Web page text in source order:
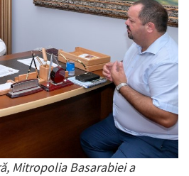
Mitropolia Basarabiei a